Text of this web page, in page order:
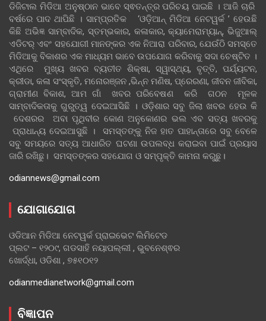
ଡିଜିଟାଲ ମିଡିଆ ଅନୁଷ୍ଠାନ ଭାବେ ସ୍ଵତନ୍ତ୍ର ପରିଚୟ ପାଇଛି । ଆଜି ଚାରି
ବର୍ଷରେ ପାଦ ଥାପିଛି । ସାମ୍ପ୍ରତିକ ‘ଓଡ଼ିଆନ୍‍ ମିଡିଆ ନେଟୱର୍କ ’ ହେଉଛି
କିଛି ଅଭିଜ୍ଞ ସାମ୍ବାଦିକ, ସ୍ତମ୍ଭକାର, କଳାକାର, କ୍ୟାମେରାମ୍ୟାନ୍, ଭିଜୁଆଲ୍
ଏଡିଟର୍ ଏବଂ ସହଯୋଗୀ ମାନଙ୍କର ଏକ ନିଆରା ପରିବାର, ଯେଉଁଠି ସମସ୍ତେ
ମିଡିଆକୁ ବିକାଶର ଏକ ମାଧ୍ୟମ ଭାବେ ଉପଯୋଗ କରିବାକୁ ସଦା ଚେଷ୍ଟିତ ।
ଏଥିରେ ମୁଖ୍ୟ ଖବର ବ୍ୟତୀତ ଶିକ୍ଷା, ସ୍ୱାସ୍ଥ୍ୟ, ବୃତ୍ତି, ପର୍ଯ୍ୟଟନ,
କ୍ରୀଡା, କଳା ସଂସ୍କୃତି, ମନୋରଞ୍ଜନ ,ଭିନ୍ନ ମଣିଷ, ପ୍ରେରଣା, ଜୀବନ ଜୀବିକା,
ଗ୍ରାମୀଣ ବିକାଶ, ଆମ ଗାଁ ଖବର ପରିବେଷଣ କରି ଗଠନ ମୂଳକ
ସାମ୍ବାଦିକତାକୁ ଗୁରୁତ୍ୱ ଦେଇଆସିଛି । ଓଡ଼ିଶାର ସବୁ ଜିଲା ଖବର ହେଉ କି
ଦେଶରର ଅବା ପୃଥିବୀର କୋଣ ଅନୁକୋଣର ଭଲ ଏବ ସତ୍ୟ ଖବରକୁ
ପ୍ରାଧାନ୍ୟ ଦେଇଆସୁଛି । ସମସ୍ତଙ୍କୁ ନିଜ ହାତ ପାହାନ୍ତାରେ ସବୁ ବେଳେ
ସବୁ ସମୟରେ ସତ୍ୟ ଆଧାରିତ ଘଟଣା ଉପଲବ୍ଧ କରାଇବା ପାଇଁ ପ୍ରୟାସ
ଜାରି ରଖିଛୁ। ସମସ୍ତଙ୍କର ସହଯୋଗ ଓ ସମ୍ପୃକ୍ତି କାମନା କରୁଛୁ।
odiannews@gmail.com
ଯୋଗାଯୋଗ
ଓଡିଆନ ମିଡିଆ ନେଟୱର୍କ ପ୍ରାଇଭେଟ ଲିମିଟେଡ
ପ୍ଲଟ – ୧୨୦୯, ଗଡସାହି ନୟାପଲ୍ଲୀ , ଭୁବନେଶ୍ଵର
ଖୋର୍ଦ୍ଧା, ଓଡିଶା , ୭୫୧୦୧୨
odianmedianetwork@gmail.com
ବିଜ୍ଞାପନ